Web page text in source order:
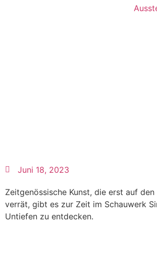
Juni 18, 2023
Zeitgenössische Kunst, die erst auf
verrät, gibt es zur Zeit im Schauwerk
Untiefen zu entdecken.